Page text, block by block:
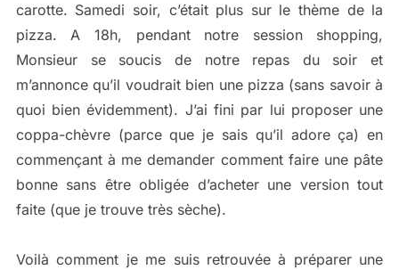
carotte. Samedi soir, c’était plus sur le thème de la
pizza. A 18h, pendant notre session shopping,
Monsieur se soucis de notre repas du soir et
m’annonce qu’il voudrait bien une pizza (sans savoir à
quoi bien évidemment). J’ai fini par lui proposer une
coppa-chèvre (parce que je sais qu’il adore ça) en
commençant à me demander comment faire une pâte
bonne sans être obligée d’acheter une version tout
faite (que je trouve très sèche).
Voilà comment je me suis retrouvée à préparer une